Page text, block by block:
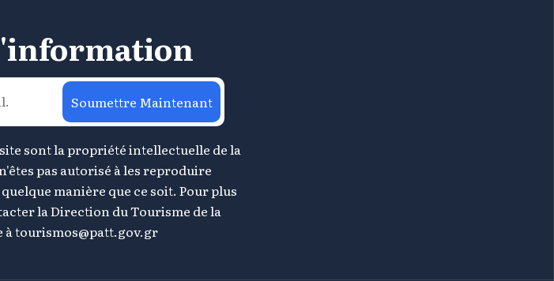
Soumettre Maintenant
sont la propriété intellectuelle de la
pas autorisé à les reproduire
manière que ce soit. Pour plus
la Direction du Tourisme de la
àtourismos@patt.gov.gr